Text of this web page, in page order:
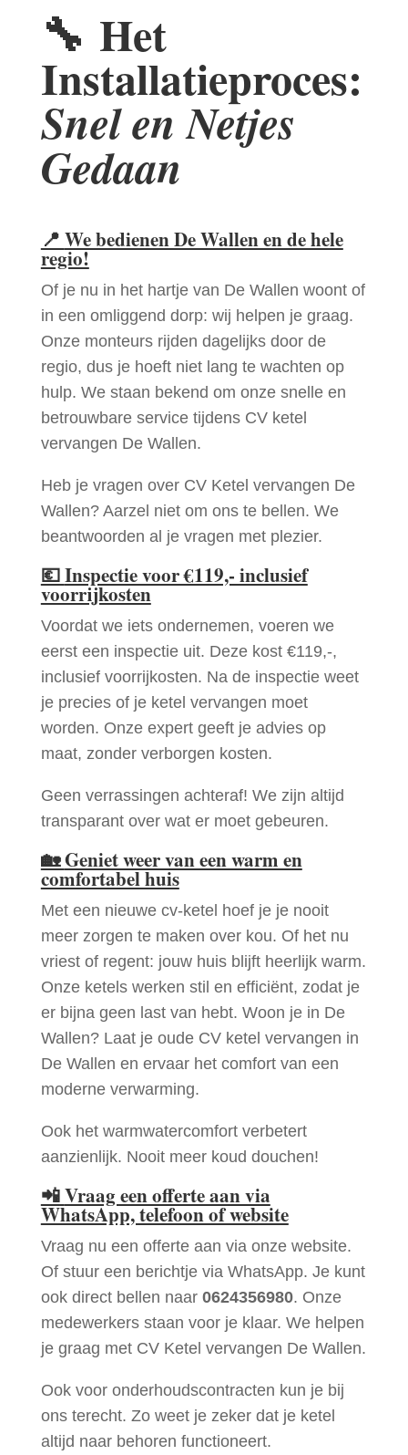
🔧 Het
Installatieproces:
Snel en Netjes
Gedaan
📍 We bedienen De Wallen en de hele
regio!
Of je nu in het hartje van De Wallen woont of
in een omliggend dorp: wij helpen je graag.
Onze monteurs rijden dagelijks door de
regio, dus je hoeft niet lang te wachten op
hulp. We staan bekend om onze snelle en
betrouwbare service tijdens CV ketel
vervangen De Wallen.
Heb je vragen over CV Ketel vervangen De
Wallen? Aarzel niet om ons te bellen. We
beantwoorden al je vragen met plezier.
💶Inspectie voor €119,- inclusief
voorrijkosten
Voordat we iets ondernemen, voeren we
eerst een inspectie uit. Deze kost €119,-,
inclusief voorrijkosten. Na de inspectie weet
je precies of je ketel vervangen moet
worden. Onze expert geeft je advies op
maat, zonder verborgen kosten.
Geen verrassingen achteraf! We zijn altijd
transparant over wat er moet gebeuren.
🏡Geniet weer van een warm en
comfortabel huis
Met een nieuwe cv-ketel hoef je je nooit
meer zorgen te maken over kou. Of het nu
vriest of regent: jouw huis blijft heerlijk warm.
Onze ketels werken stil en efficiënt, zodat je
er bijna geen last van hebt. Woon je in De
Wallen? Laat je oude CV ketel vervangen in
De Wallen en ervaar het comfort van een
moderne verwarming.
Ook het warmwatercomfort verbetert
aanzienlijk. Nooit meer koud douchen!
📲Vraag een offerte aan via
WhatsApp, telefoon of website
Vraag nu een offerte aan via onze website.
Of stuur een berichtje via WhatsApp. Je kunt
ook direct bellen naar 0624356980. Onze
medewerkers staan voor je klaar. We helpen
je graag met CV Ketel vervangen De Wallen.
Ook voor onderhoudscontracten kun je bij
ons terecht. Zo weet je zeker dat je ketel
altijd naar behoren functioneert.